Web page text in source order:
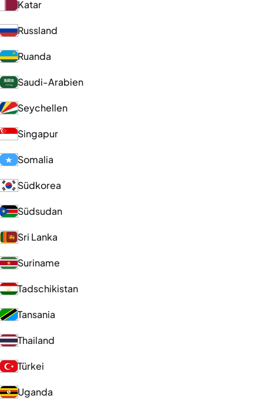
Katar
Russland
Ruanda
Saudi-Arabien
Seychellen
Singapur
Somalia
Südkorea
Südsudan
Sri Lanka
Suriname
Tadschikistan
Tansania
Thailand
Türkei
Uganda